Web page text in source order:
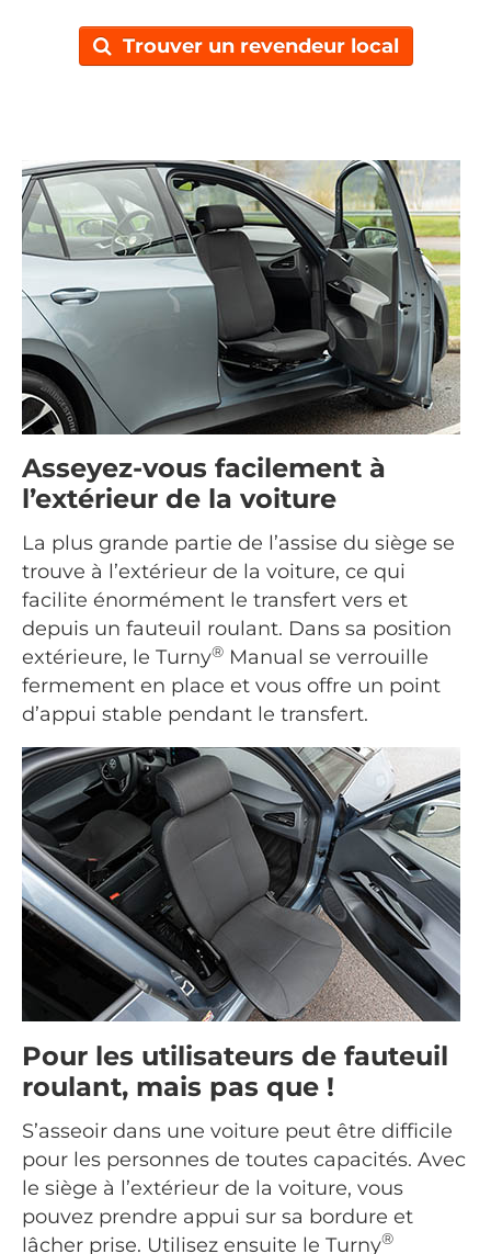
Trouver un revendeur local
Asseyez-vous facilement à
l’extérieur de la voiture
La plus grande partie de l’assise du siège se
trouve à l’extérieur de la voiture, ce qui
facilite énormément le transfert vers et
depuis un fauteuil roulant. Dans sa position
extérieure, le Turny® Manual se verrouille
fermement en place et vous offre un point
d’appui stable pendant le transfert.
Pour les utilisateurs de fauteuil
roulant, mais pas que !
S’asseoir dans une voiture peut être difficile
pour les personnes de toutes capacités. Avec
le siège à l’extérieur de la voiture, vous
pouvez prendre appui sur sa bordure et
lâcher prise. Utilisez ensuite le Turny®